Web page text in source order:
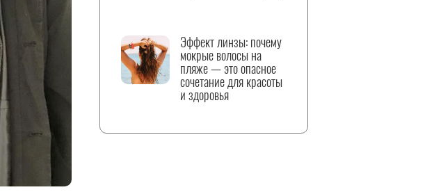
Эффект линзы: почему
мокрые волосы на
пляже — это опасное
сочетание для красоты
и здоровья